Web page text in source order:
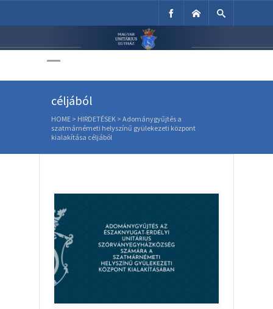
Unitárius Egyház
Adománygyűjtés a
gyülekezeti központ kialakítása
céljából
HOME > HIRDETÉSEK > Adománygyűjtés a
szatmárnémeti helyszínű gyülekezeti központ
kialakítása céljából